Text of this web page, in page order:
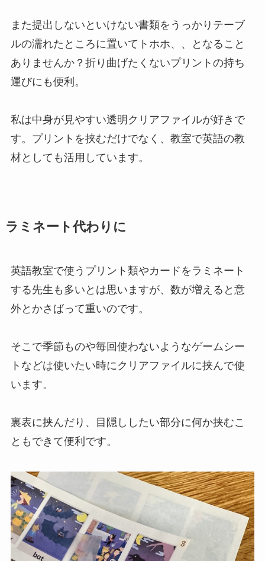
また提出しないといけない書類をうっかりテーブ
ルの濡れたところに置いてトホホ、、となること
ありませんか？折り曲げたくないプリントの持ち
運びにも便利。
私は中身が見やすい透明クリアファイルが好きで
す。プリントを挟むだけでなく、教室で英語の教
材としても活用しています。
ラミネート代わりに
英語教室で使うプリント類やカードをラミネート
する先生も多いとは思いますが、数が増えると意
外とかさばって重いのです。
そこで季節ものや毎回使わないようなゲームシー
トなどは使いたい時にクリアファイルに挟んで使
います。
裏表に挟んだり、目隠ししたい部分に何か挟むこ
ともできて便利です。